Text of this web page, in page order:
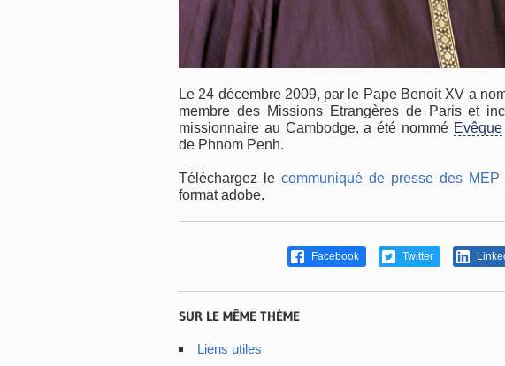
Le 24 décembre 2009, par le Pape Benoit XV a
membre des Missions Etrangères de Paris et
missionnaire au Cambodge, a été nommé Evêque
de Phnom Penh.
Téléchargez le communiqué de presse des MEP
format adobe.
Facebook Twitter
SUR LE MÊME THÈME
Liens utiles